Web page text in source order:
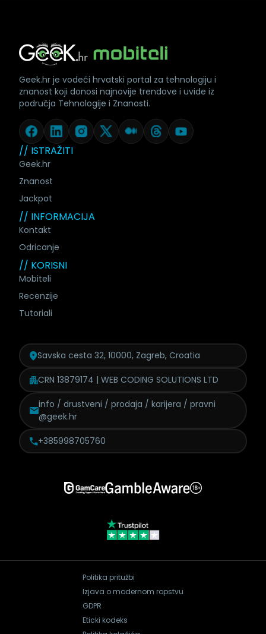
// ISTRAŽITI
Geek.hr
Znanost
Jackpot
// INFORMACIJA
Kontakt
Odricanje
// KORISNI
Mobiteli
Recenzije
Tutoriali
Geek.hr je vodeći hrvatski portal za tehnologiju i
znanost koji donosi najnovije trendove i uvide iz
područja Tehnologije i Znanosti.
Savska cesta 32, 10000, Zagreb, Croatia
CRN 13879174 | WEB CODING SOLUTIONS LTD
info / drustveni / prodaja / karijera / pravni
@geek.hr
+385998705760
Politika pritužbi
Izjava o modernom ropstvu
GDPR
Eticki kodeks